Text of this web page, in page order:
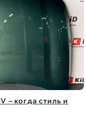
– когда стиль и